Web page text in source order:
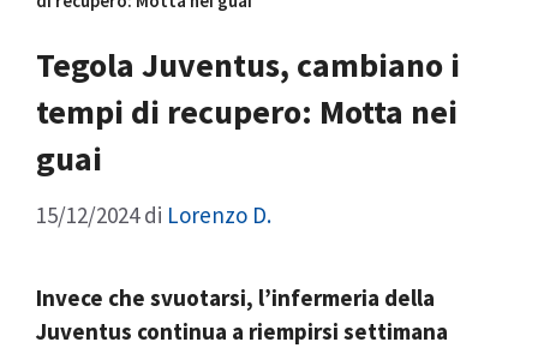
Tegola Juventus, cambiano i
tempi di recupero: Motta nei
guai
15/12/2024 di Lorenzo D.
Invece che svuotarsi, l’infermeria della
Juventus continua a riempirsi settimana